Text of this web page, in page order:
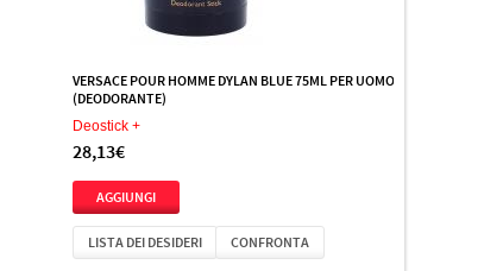
VERSACE POUR HOMME DYLAN BLUE 75ML PER UOMO
(DEODORANTE)
Deostick +
28,13€
LISTA DEI DESIDERI CONFRONTA